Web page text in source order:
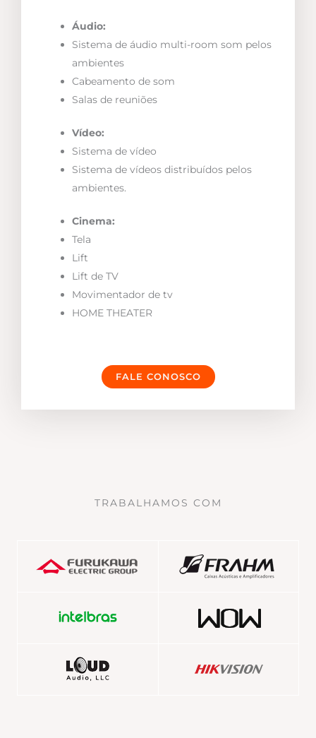
Áudio:
Sistema de áudio multi-room som pelos
ambientes
Cabeamento de som
Salas de reuniões
Vídeo:
Sistema de vídeo
Sistema de vídeos distribuídos pelos
ambientes.
Cinema:
Tela
Lift
Lift de TV
Movimentador de tv
HOME THEATER
FALE CONOSCO
TRABALHAMOS COM